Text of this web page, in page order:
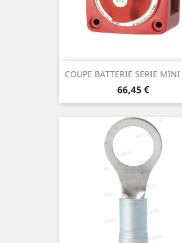
COUPE BATTERIE SERIE
Prix
66,45 €